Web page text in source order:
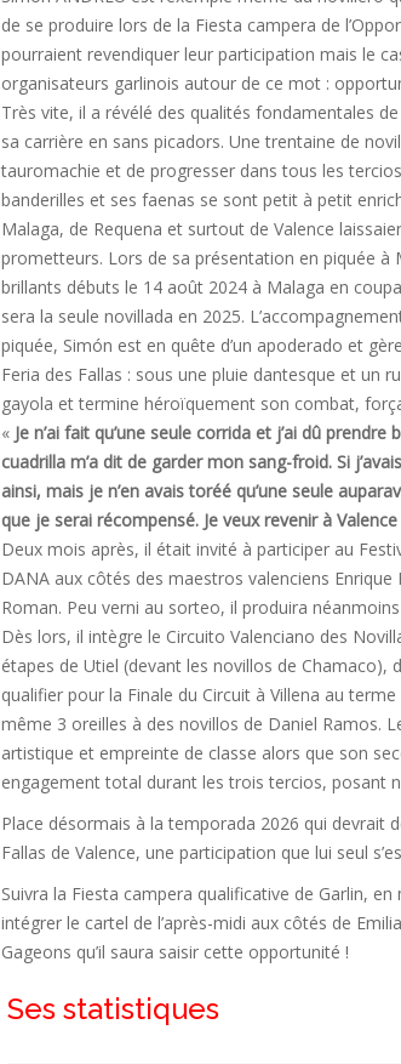
de se produire lors de la Fiesta campera de
pourraient revendiquer leur participation mais le
organisateurs garlinois autour de ce mot :
Très vite, il a révélé des qualités fondamentales
sa carrière en sans picadors. Une trentaine de
tauromachie et de progresser dans tous les
banderilles et ses faenas se sont petit à petit
Malaga, de Requena et surtout de Valence
prometteurs. Lors de sa présentation en piquée
brillants débuts le 14 août 2024 à Malaga en
sera la seule novillada en 2025.
piquée, Simón est en quête d’un apoderado et
Feria des Fallas : sous une pluie dantesque et un
gayola et termine héroïquement son combat,
« Je n’ai fait qu’une seule corrida et j’ai dû
cuadrilla m’a dit de garder mon sang-froid. Si
ainsi, mais je n’en avais toréé qu’une seule
que je serai récompensé. Je veux revenir à Valence
Deux mois après, il était invité à participer au
DANA aux côtés des maestros valenciens
Roman. Peu verni au sorteo, il produira
Dès lors, il intègre le Circuito Valenciano des
étapes de Utiel (devant les novillos de Chamaco),
qualifier pour la Finale du Circuit à Villena au
même 3 oreilles à des novillos de Daniel Ramos.
artistique et empreinte de classe alors que son
engagement total durant les trois tercios, posant
Place désormais à la temporada 2026 qui devrait
Fallas de Valence, une participation que lui seul
Suivra la Fiesta campera qualificative de Garlin,
intégrer le cartel de l’après-midi aux côtés de
Gageons qu’il saura saisir cette opportunité !
Ses statistiques